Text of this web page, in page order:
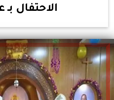
الاحتفال بـ